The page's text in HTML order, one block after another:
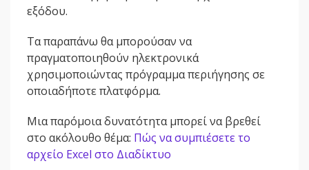
εξόδου.
Τα παραπάνω θα μπορούσαν να
πραγματοποιηθούν ηλεκτρονικά
χρησιμοποιώντας πρόγραμμα περιήγησης σε
οποιαδήποτε πλατφόρμα.
Μια παρόμοια δυνατότητα μπορεί να βρεθεί
στο ακόλουθο θέμα: Πώς να συμπιέσετε το
αρχείο Excel στο Διαδίκτυο